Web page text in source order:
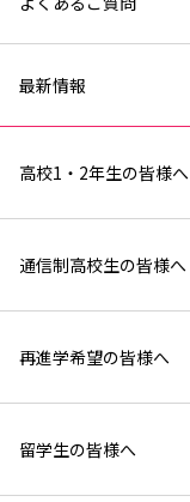
最新情報
高校1・2年生の皆様へ
通信制高校生の皆様へ
再進学希望の皆様へ
留学生の皆様へ